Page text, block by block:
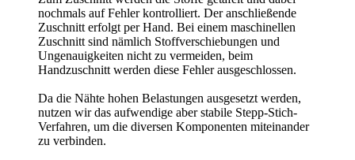
nochmals auf Fehler kontrolliert. Der anschließende
Zuschnitt erfolgt per Hand. Bei einem maschinellen
Zuschnitt sind nämlich Stoffverschiebungen und
Ungenauigkeiten nicht zu vermeiden, beim
Handzuschnitt werden diese Fehler ausgeschlossen.
Da die Nähte hohen Belastungen ausgesetzt werden,
nutzen wir das aufwendige aber stabile Stepp-Stich-
Verfahren, um die diversen Komponenten miteinander
zu verbinden.